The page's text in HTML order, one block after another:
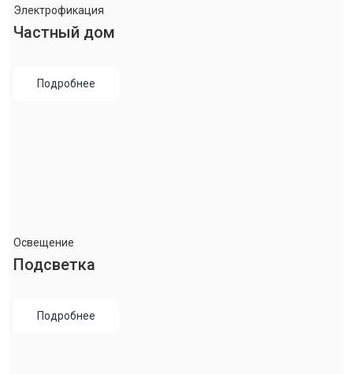
Электрофикация
Частный дом
Подробнее
Освещение
Подсветка
Подробнее